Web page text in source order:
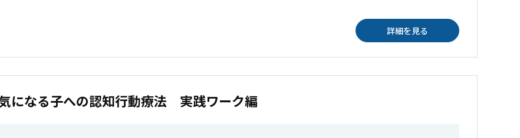
詳細を見る
になる子への認知行動療法 実践ワーク編